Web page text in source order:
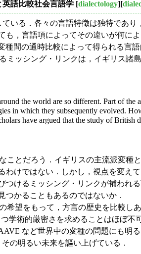
英語比較社会言語学 [dialectology][
ている．各々の言語特徴は独特であ
，言語項によってその違いが何に
種間の通時比較によって得られる言
ミッシング・リンクは，イギリス
the world are so different. Part of
in which they subsequently evolved.
have argued that the study of
ことだろう．イギリスの主流派変
わけではない．しかし，視点を変
けるミッシング・リンクが補わ
つかることもあるのではないか．
望をもって，方言の歴史を比較し
学術的厳密さを求めることはほぼ不
など世界中の変種の問題にも明
の明るい未来を謳い上げている．